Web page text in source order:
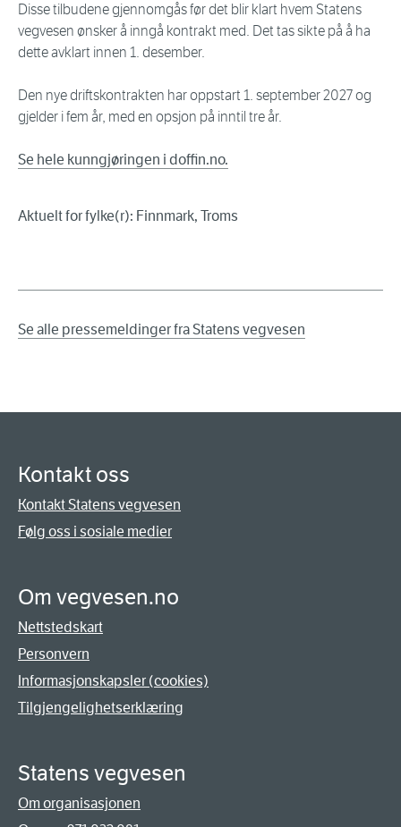
Disse tilbudene gjennomgås før det blir klart hvem Statens
vegvesen ønsker å inngå kontrakt med. Det tas sikte på å ha
dette avklart innen 1. desember.
Den nye driftskontrakten har oppstart 1. september 2027 og
gjelder i fem år, med en opsjon på inntil tre år.
Se hele kunngjøringen i doffin.no.
Aktuelt for fylke(r): Finnmark, Troms
Se alle pressemeldinger fra Statens vegvesen
Kontakt oss
Kontakt Statens vegvesen
Følg oss i sosiale medier
Om vegvesen.no
Nettstedskart
Personvern
Informasjonskapsler (cookies)
Tilgjengelighetserklæring
Statens vegvesen
Om organisasjonen